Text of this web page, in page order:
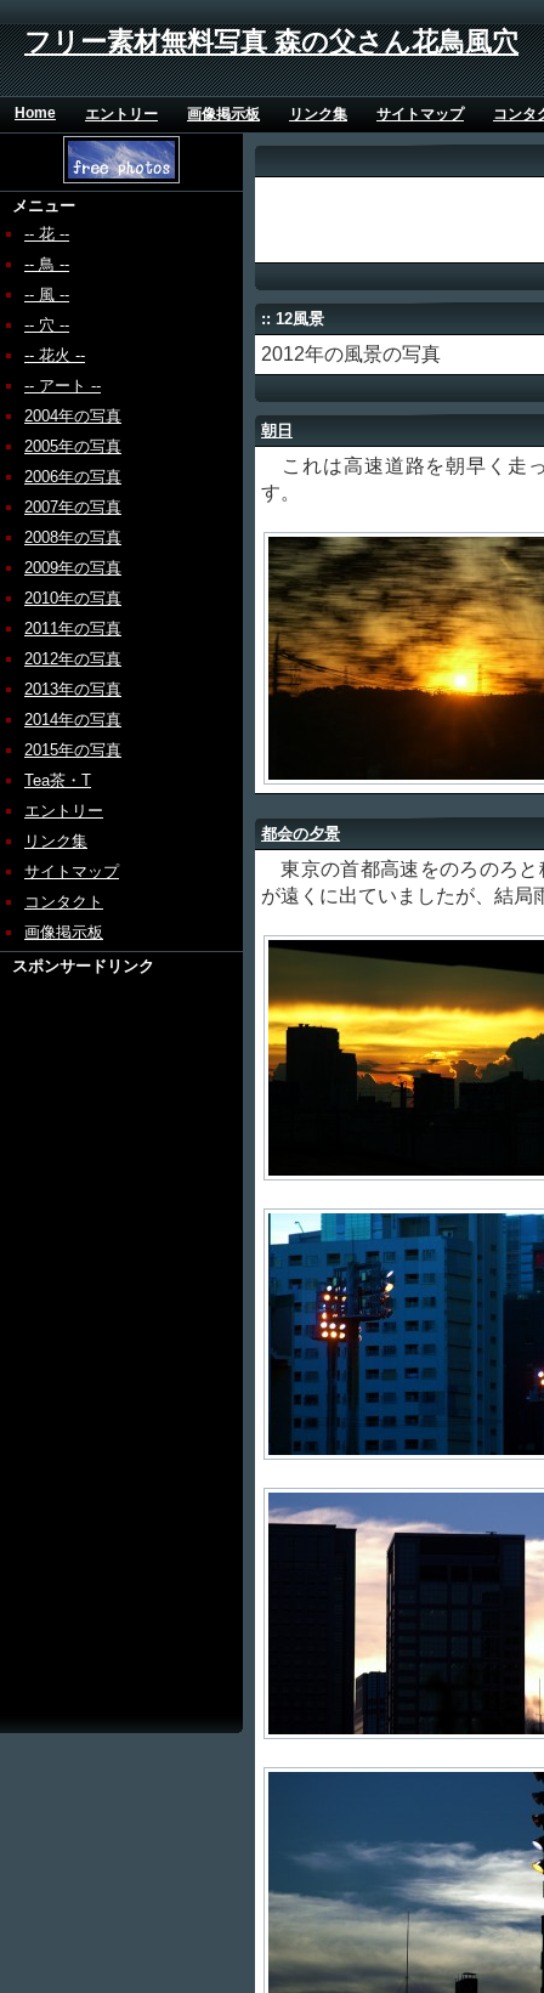
フリー素材無料写真 森の父さん花鳥風穴
Home エントリー 画像掲示板 リンク集 サイトマップ コンタ
メニュー
-- 花 --
-- 鳥 --
-- 風 --
-- 穴 --
-- 花火 --
-- アート --
2004年の写真
2005年の写真
2006年の写真
2007年の写真
2008年の写真
2009年の写真
2010年の写真
2011年の写真
2012年の写真
2013年の写真
2014年の写真
2015年の写真
Tea茶・T
エントリー
リンク集
サイトマップ
コンタクト
画像掲示板
スポンサードリンク
:: 12風景
2012年の風景の写真
朝日
これは高速道路を朝早く走
す。
都会の夕景
東京の首都高速をのろのろと
が遠くに出ていましたが、結局